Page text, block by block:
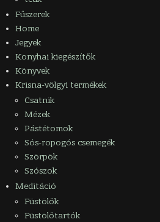
Fűszerek
Home
Jegyek
Konyhai kiegészítők
Könyvek
Krisna-völgyi termékek
Csatnik
Mézek
Pástétomok
Sós-ropogós csemegék
Szörpök
Szószok
Meditáció
Füstölők
Füstölőtartók